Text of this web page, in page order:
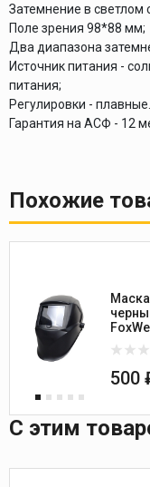
Затемнение в светлом
Поле зрения 98*88 мм;
Два диапазона
Источник питания -
питания;
Регулировки - плавные.
Гарантия на АСФ - 12
Похожие
500
С этим